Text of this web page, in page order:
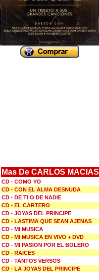
Mas De CARLOS MACIAS
CD - COMO YO
CD - CON EL ALMA DESNUDA
CD - DE TI O DE NADIE
CD - EL CARTERO
CD - JOYAS DEL PRINCIPE
CD - LASTIMA QUE SEAN AJENAS
CD - MI MUSICA
CD - MI MUSICA EN VIVO + DVD
CD - MI PASION POR EL BOLERO
CD - RAICES
CD - TANTOS VERSOS
CD - LA JOYAS DEL PRINCIPE